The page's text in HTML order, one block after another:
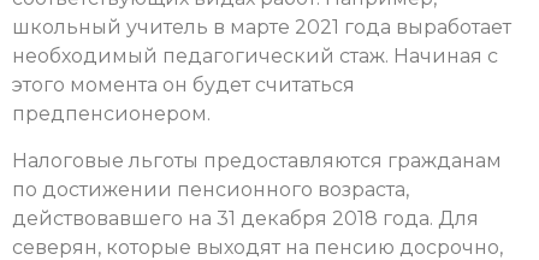
школьный учитель в марте 2021 года выработает
необходимый педагогический стаж. Начиная с
этого момента он будет считаться
предпенсионером.
Налоговые льготы предоставляются гражданам
по достижении пенсионного возраста,
действовавшего на 31 декабря 2018 года. Для
северян, которые выходят на пенсию досрочно,